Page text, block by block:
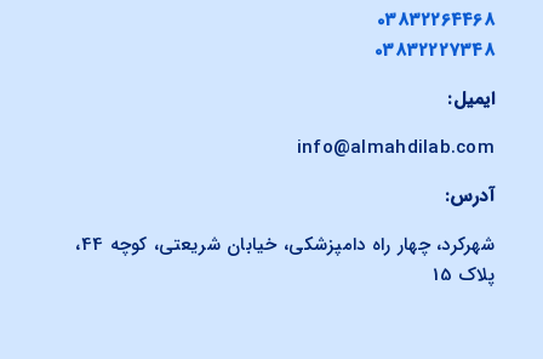
03832264468
03832227348
ایمیل:
info@almahdilab.com
آدرس:
شهرکرد، چهار راه دامپزشکی، خیابان شریعتی، کوچه 44،
پلاک 15